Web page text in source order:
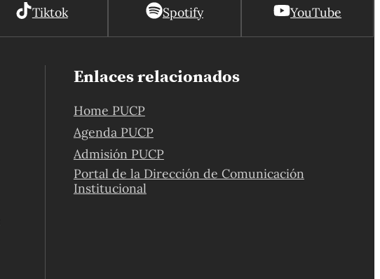
Tiktok Spotify YouTube
Enlaces relacionados
Home PUCP
Agenda PUCP
Admisión PUCP
Portal de la Dirección de Comunicación
Institucional